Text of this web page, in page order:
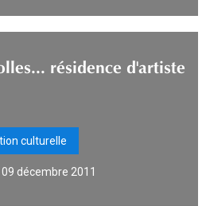
résidence d'artiste
culturelle
décembre 2011